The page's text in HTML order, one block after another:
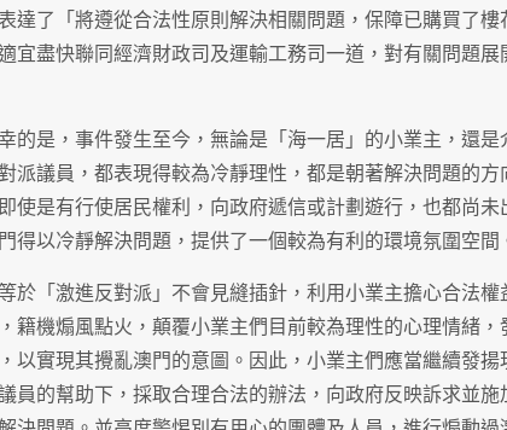
達了「將遵從合法性原則解決相關問題，保障已購買了
宜盡快聯同經濟財政司及運輸工務司一道，對有關問題
的是，事件發生至今，無論是「海一居」的小業主，還是
派議員，都表現得較為冷靜理性，都是朝著解決問題的方
使是有行使居民權利，向政府遞信或計劃遊行，也都尚
得以冷靜解決問題，提供了一個較為有利的環境氛圍空間
於「激進反對派」不會見縫插針，利用小業主擔心合法
籍機煽風點火，顛覆小業主們目前較為理性的心理情緒
以實現其攪亂澳門的意圖。因此，小業主們應當繼續發
員的幫助下，採取合理合法的辦法，向政府反映訴求並